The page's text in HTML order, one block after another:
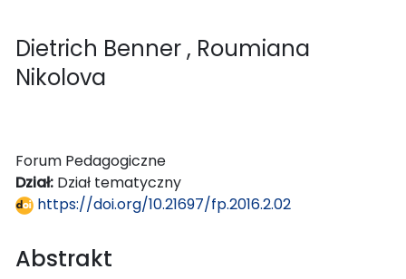
Dietrich Benner, Roumiana
Nikolova
Forum Pedagogiczne
Dział: Dział tematyczny
https://doi.org/10.21697/fp.2016.2.02
Abstrakt